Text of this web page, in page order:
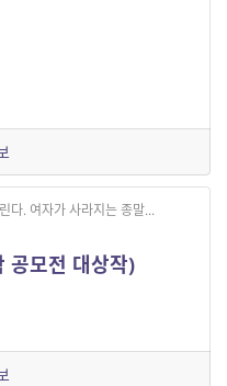
다. 여자가 사라지는 종말...
공모전 대상작)